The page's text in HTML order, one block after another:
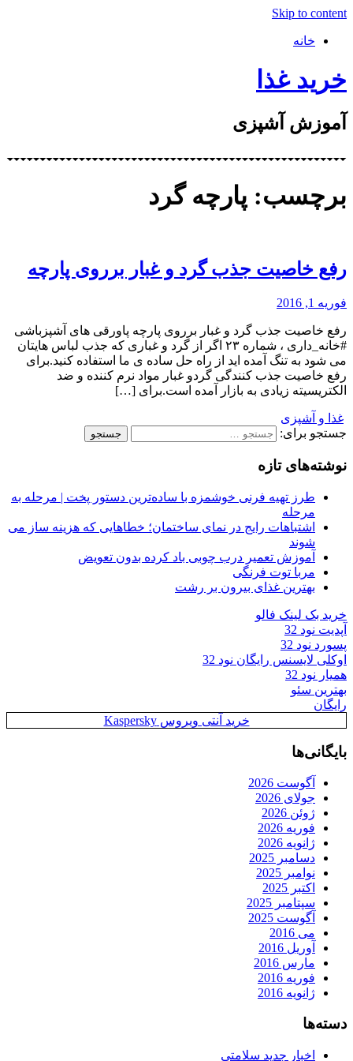
Skip to content
خانه
خرید غذا
آموزش آشپزی
برچسب: پارچه گرد
رفع خاصیت جذب گرد و غبار برروی پارچه
فوریه 1, 2016
رفع خاصیت جذب گرد و غبار برروی پارچه پاورقی های آشپزباشی
#خانه_داری ، شماره ۲۳ اگر از گرد و غباری که جذب لباس هایتان
می شود به تنگ آمده اید از راه حل ساده ی ما استفاده کنید.برای
رفع خاصیت جذب کنندگی گردو غبار مواد نرم کننده و ضد
الکتریسیته زیادی به بازار آمده است.برای […]
غذا و آشپزی
جستجو برای:
نوشته‌های تازه
طرز تهیه فرنی خوشمزه با ساده‌ترین دستور پخت | مرحله به
مرحله
اشتباهات رایج در نمای ساختمان؛ خطاهایی که هزینه ساز می
شوند
آموزش تعمیر درب چوبی باد کرده بدون تعویض
مربا توت فرنگی
بهترین غذای بیرون بر رشت
خرید بک لینک فالو
آپدیت نود 32
پسورد نود 32
اوکلی لایسنس رایگان نود 32
همیار نود 32
بهترین سئو
رایگان
خرید آنتی ویروس Kaspersky
بایگانی‌ها
آگوست 2026
جولای 2026
ژوئن 2026
فوریه 2026
ژانویه 2026
دسامبر 2025
نوامبر 2025
اکتبر 2025
سپتامبر 2025
آگوست 2025
می 2016
آوریل 2016
مارس 2016
فوریه 2016
ژانویه 2016
دسته‌ها
اخبار جدید سلامتی